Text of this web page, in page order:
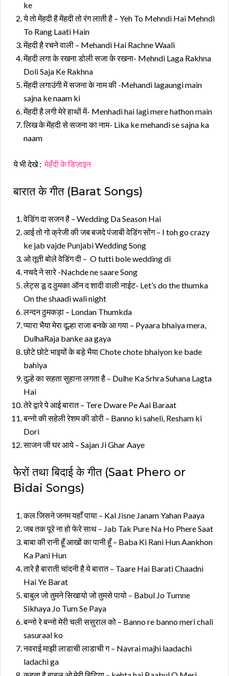
ke
ये तो मेंहदी है मेंहदी तो रंग लाती है – Yeh To Mehndi Hai Mehndi
To Rang Laati Hain
मेंहदी है रचने वाली – Mehandi Hai Rachne Waali
मेंहदी लगा के रखना डोली सजा के रखना- Mehndi Laga Rakhna
Doli Saja Ke Rakhna
मेंहदी लगाउंगी में सजना के नाम की -Mehandi lagaungi main
sajna ke naam ki
मेंहदी है लगी मेरे हाथों में- Menhadi hai lagi mere hathon main
लिख के मेंहदी से सजना का नाम- Lika ke mehandi se sajna ka
naam
ये भी देखे :मेहँदी के डिज़ाइन
बारात के गीत (Barat Songs)
वेडिंग दा सजन है – Wedding Da Season Hai
आई तो गो क्रेजी की जब बजदे पंजाबी वेडिंग सोंग – I toh go crazy
ke jab vajde Punjabi Wedding Song
ओ तूती बोले वेडिंग दी – O tutti bole wedding di
नचदे ने सारे -Nachde ne saare Song
लेट्स डू द ठुमका ऑन द शादी वाली नाईट- Let’s do the thumka
On the shaadi wali night
लन्दन ठुमकड़ा – Londan Thumkda
प्यारा भैया मेरा दूल्हा राजा बनके आ गया – Pyaara bhaiya mera,
DulhaRaja banke aa gaya
छोटे छोटे भाइयों के बड़े भैया Chote chote bhaiyon ke bade
bahiya
दुल्हे का सहता सुहाना लगता है – Dulhe Ka Srhra Suhana Lagta
Hai
तेरे द्वारे पे आई बारात – Tere Dware Pe Aai Baraat
बन्नो की सहेली रेशम की डोरी – Banno ki saheli, Resham ki
Dori
साजन जी घर आये – Sajan Ji Ghar Aaye
फेरों तथा बिदाई के गीत (Saat Phero or
Bidai Songs)
कल जिसने जनम यहाँ पाया – Kal Jisne Janam Yahan Paaya
जब तक पूरे ना हो फेरे साथ – Jab Tak Pure Na Ho Phere Saat
बाबा की रानी हूँ आखों का पानी हूँ – Baba Ki Rani Hun Aankhon
Ka Pani Hun
तारे है बाराती चांदनी है ये बारात – Taare Hai Barati Chaadni
Hai Ye Barat
बाबुल जो तुमने सिखायो जो तुमसे पायो – Babul Jo Tumne
Sikhaya Jo Tum Se Paya
बन्नो रे बन्नो मेरी चली ससुराल को – Banno re banno meri chali
sasuraal ko
नवराई माझी लाडाची लाडाची ग – Navrai majhi laadachi
ladachi ga